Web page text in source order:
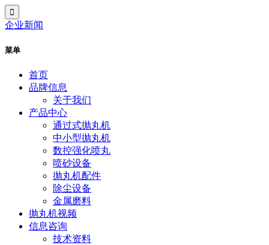
企业新闻
菜单
首页
品牌信息
关于我们
产品中心
通过式抛丸机
中小型抛丸机
数控强化喷丸
喷砂设备
抛丸机配件
除尘设备
金属磨料
抛丸机视频
信息咨询
技术资料